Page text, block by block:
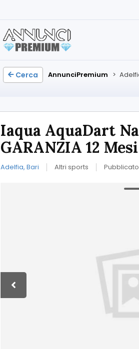
Cerca AnnunciPremium >
Iaqua AquaDart
GARANZIA 12 Mesi
Adelfia, Bari Altri sports